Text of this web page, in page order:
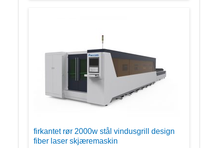
firkantet rør 2000w stål vindusgrill design
fiber laser skjæremaskin